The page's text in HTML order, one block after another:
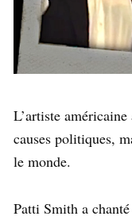
L’artiste
causes politiques,
le monde.
Patti Smith a